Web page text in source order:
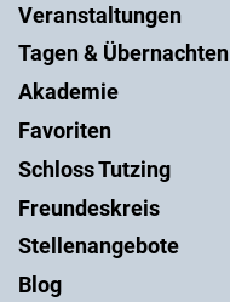
Veranstaltungen
Tagen & Übernachten
Akademie
Favoriten
Schloss Tutzing
Freundeskreis
Stellenangebote
Blog